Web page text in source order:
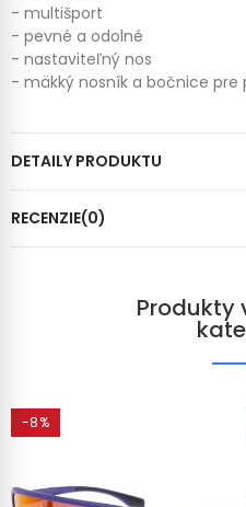
- multišport
- pevné a odolné
- nastaviteľný nos
- mäkký nosník a bočnice pre
DETAILY PRODUKTU
RECENZIE(0)
Produkty
-8%